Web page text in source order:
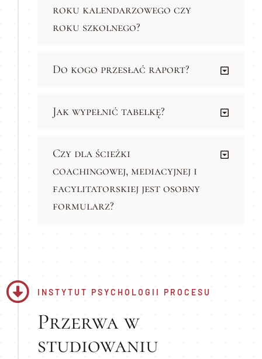
roku kalendarzowego czy
roku szkolnego?
Do kogo przesłać raport?
Jak wypełnić tabelkę?
Czy dla ścieżki
coachingowej, mediacyjnej i
facylitatorskiej jest osobny
formularz?
INSTYTUT PSYCHOLOGII PROCESU
Przerwa w
studiowaniu